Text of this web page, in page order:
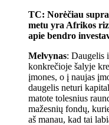
TC: Norėčiau
metu yra Afrikos
apie bendro
Melvynas: Daugelis
konkrečioje šalyje
įmones, o į naujas
daugelis neturi
matote tolesnius
mažesnių fondų,
aš manau, kad tai